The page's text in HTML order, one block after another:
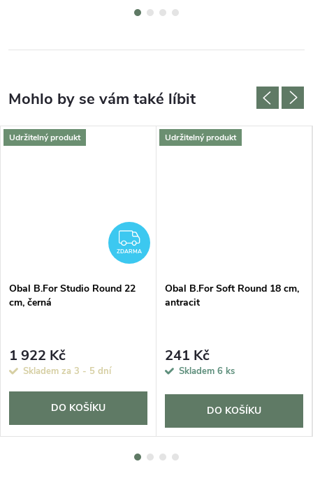
Udržitelný produkt
ZDARMA
ZDARMA
Obal B.For Studio Round 22
cm, černá
1 922 Kč
Skladem za 3 - 5 dní
DO KOŠÍKU
Udržitelný produkt
Obal B.For Soft Round 18 cm,
antracit
241 Kč
Skladem 6 ks
DO KOŠÍKU